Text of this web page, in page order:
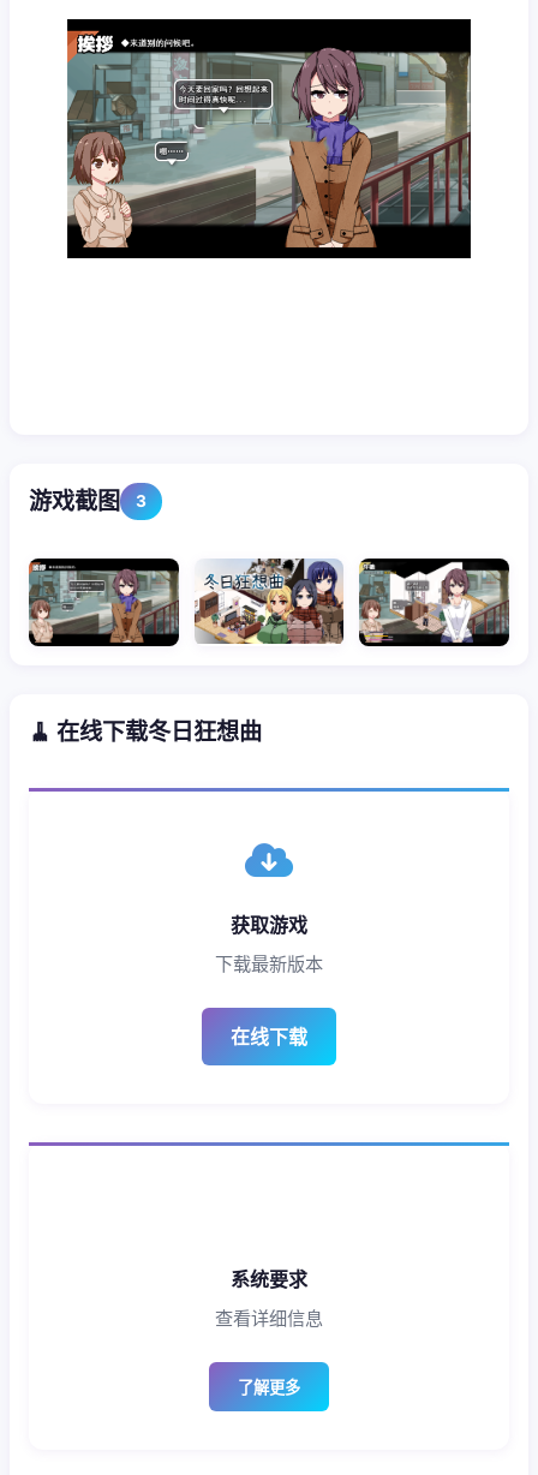
游戏截图 3
🧹 在线下载冬日狂想曲
获取游戏
下载最新版本
在线下载
系统要求
查看详细信息
了解更多